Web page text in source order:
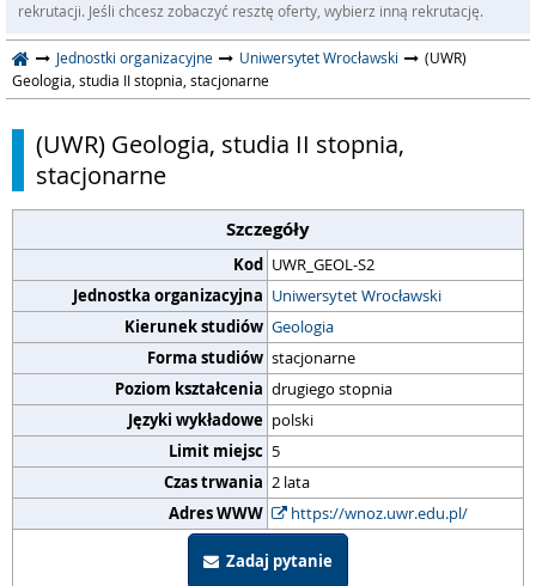
rekrutacji. Jeśli chcesz zobaczyć resztę oferty, wybierz inną rekrutację.
Jednostki organizacyjne Uniwersytet Wrocławski
(UWR)
Geologia, studia II stopnia, stacjonarne
(UWR) Geologia, studia II stopnia,
stacjonarne
Szczegóły
Kod UWR_GEOL-S2
Jednostka organizacyjna Uniwersytet Wrocławski
Kierunek studiów Geologia
Forma studiów stacjonarne
Poziom kształcenia drugiego stopnia
Języki wykładowe polski
Limit miejsc 5
Czas trwania 2 lata
Adres WWW
https://wnoz.uwr.edu.pl/
Zadaj pytanie